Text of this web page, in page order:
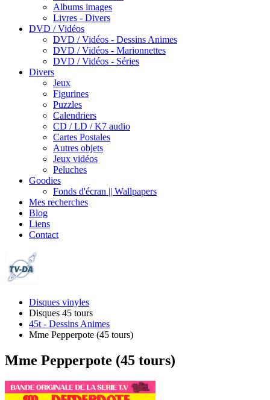
Albums images
Livres - Divers
DVD / Vidéos
DVD / Vidéos - Dessins Animes
DVD / Vidéos - Marionnettes
DVD / Vidéos - Séries
Divers
Jeux
Figurines
Puzzles
Calendriers
CD / LD / K7 audio
Cartes Postales
Autres objets
Jeux vidéos
Peluches
Goodies
Fonds d'écran || Wallpapers
Mes recherches
Blog
Liens
Contact
Disques vinyles
Disques 45 tours
45t - Dessins Animes
Mme Pepperpote (45 tours)
Mme Pepperpote (45 tours)